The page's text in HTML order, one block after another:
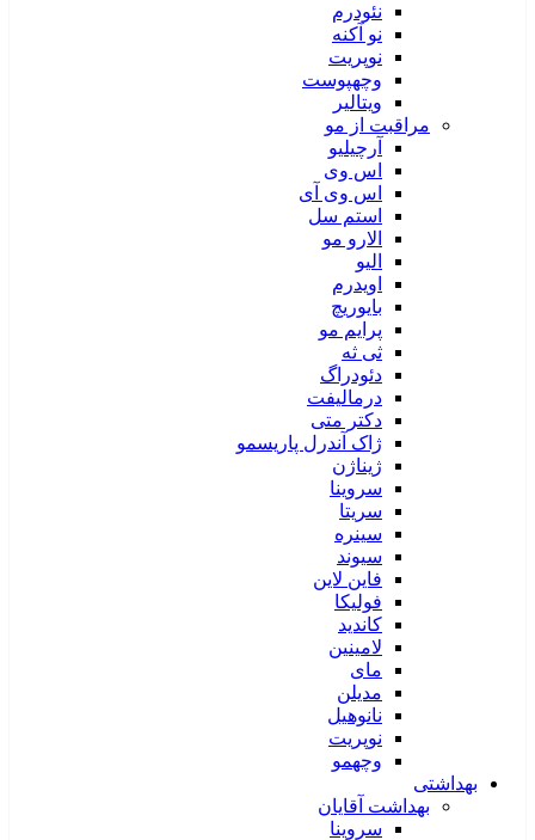
نئودرم
نو آکنه
نوپریت
وچهپوست
ویتالیر
مراقبت از مو
آرچیلیو
اس وی
اس وی آی
استم سل
الارو مو
الیو
اویدرم
بایوریچ
پرایم مو
ثی ثه
دئودراگ
درمالیفت
دکتر متی
ژاک آندرل پاریسمو
ژیناژن
سروینا
سریتا
سینره
سیوند
فاین لاین
فولیکا
کاندید
لامینین
مای
مدیلن
نانوهیل
نوپریت
وچهمو
بهداشتی
بهداشت آقایان
سروینا